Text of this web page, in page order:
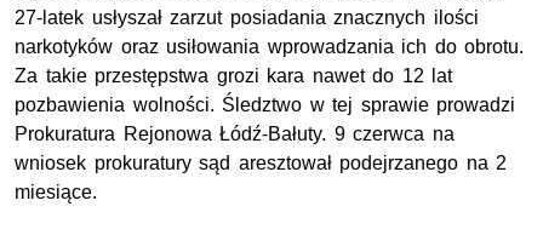
27-latek usłyszał zarzut posiadania znacznych ilości
narkotyków oraz usiłowania wprowadzania ich do obrotu.
Za takie przestępstwa grozi kara nawet do 12 lat
pozbawienia wolności. Śledztwo w tej sprawie prowadzi
Prokuratura Rejonowa Łódź-Bałuty. 9 czerwca na
wniosek prokuratury sąd aresztował podejrzanego na 2
miesiące.